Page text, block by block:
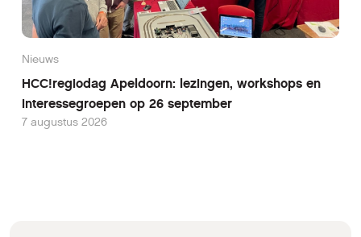
Nieuws
HCC!regiodag Apeldoorn: lezingen, workshops en
interessegroepen op 26 september
7 augustus 2026